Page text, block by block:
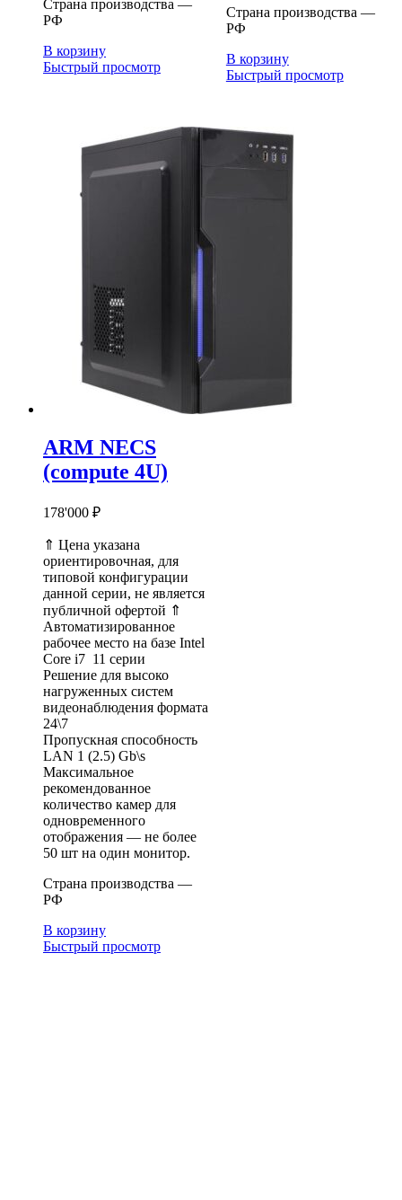
Страна производства —
РФ
В корзину
Быстрый просмотр
Страна производства —
РФ
В корзину
Быстрый просмотр
ARM NECS
(compute 4U)
178'000 ₽
⇑ Цена указана
ориентировочная, для
типовой конфигурации
данной серии, не является
публичной офертой ⇑
Автоматизированное
рабочее место на базе Intel
Core i7 11 серии
Решение для высоко
нагруженных систем
видеонаблюдения формата
24\7
Пропускная способность
LAN 1 (2.5) Gb\s
Максимальное
рекомендованное
количество камер для
одновременного
отображения — не более
50 шт на один монитор.
Страна производства —
РФ
В корзину
Быстрый просмотр